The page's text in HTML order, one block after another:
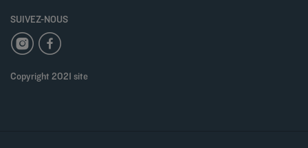
SUIVEZ-NOUS
Copyright 2021 site